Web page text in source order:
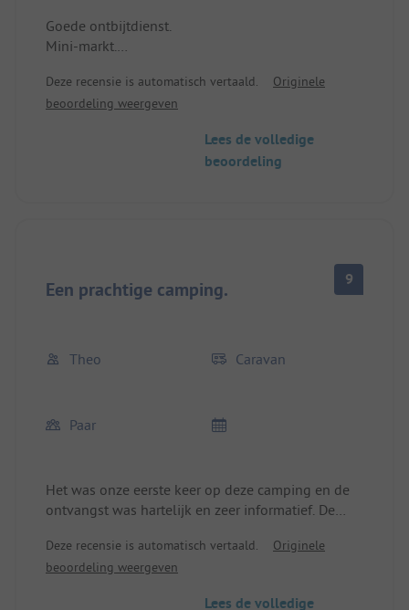
Goede ontbijtdienst.
Mini-markt.
Zeer vriendelijk.
Gezinsvriendelijk.
Deze recensie is automatisch vertaald.
Originele
beoordeling weergeven
Lees de volledige
beoordeling
Een prachtige camping. 9
Theo Caravan
Paar
Het was onze eerste keer op deze camping en de
ontvangst was hartelijk en zeer informatief. De
heggen. Het sanitair was altijd schoon en alles wat
je nodig hebt was aanwezig. Prachtige omgeving
Deze recensie is automatisch vertaald.
Originele
beoordeling weergeven
Lees de volledige